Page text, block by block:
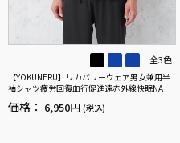
全3色
【YOKUNERU】リカバリーウェア男女兼用半
袖シャツ疲労回復血行促進遠赤外線快眠NANO
MIX(R)【一般医療機器】SS～LLサイズ
価格： 6,950円 (税込)